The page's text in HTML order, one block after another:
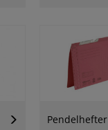
Pendelhefter